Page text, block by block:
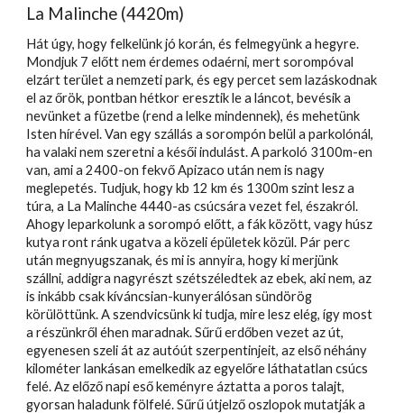
La Malinche (4420m)
Hát úgy, hogy felkelünk jó korán, és felmegyünk a hegyre.
Mondjuk 7 előtt nem érdemes odaérni, mert sorompóval
elzárt terület a nemzeti park, és egy percet sem lazáskodnak
el az őrök, pontban hétkor eresztik le a láncot, bevésik a
nevünket a füzetbe (rend a lelke mindennek), és mehetünk
Isten hírével. Van egy szállás a sorompón belül a parkolónál,
ha valaki nem szeretni a késői indulást. A parkoló 3100m-en
van, ami a 2400-on fekvő Apizaco után nem is nagy
meglepetés. Tudjuk, hogy kb 12 km és 1300m szint lesz a
túra, a La Malinche 4440-as csúcsára vezet fel, északról.
Ahogy leparkolunk a sorompó előtt, a fák között, vagy húsz
kutya ront ránk ugatva a közeli épületek közül. Pár perc
után megnyugszanak, és mi is annyira, hogy ki merjünk
szállni, addigra nagyrészt szétszéledtek az ebek, aki nem, az
is inkább csak kíváncsian-kunyerálósan sündörög
körülöttünk. A szendvicsünk ki tudja, mire lesz elég, így most
a részünkről éhen maradnak. Sűrű erdőben vezet az út,
egyenesen szeli át az autóút szerpentinjeit, az első néhány
kilométer lankásan emelkedik az egyelőre láthatatlan csúcs
felé. Az előző napi eső keményre áztatta a poros talajt,
gyorsan haladunk fölfelé. Sűrű útjelző oszlopok mutatják a